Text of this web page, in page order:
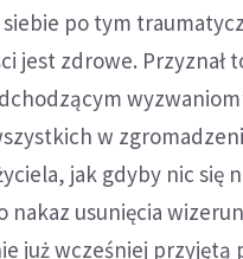
po tym
jest zdrowe. Przyznał
w
jak gdyby nic się
nakaz usunięcia
już wcześniej przyjętą